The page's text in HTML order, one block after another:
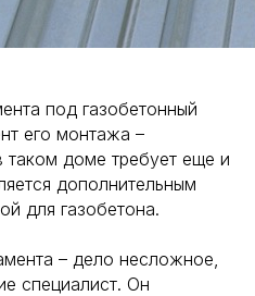
под газобетонный
его монтажа –
таком доме требует еще и
дополнительным
для газобетона.
– дело несложное,
специалист. Он
Работаем по
защищены.